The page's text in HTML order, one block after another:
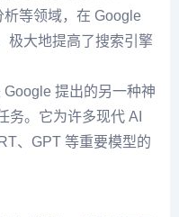
析等领域，在 Google
极大地提高了搜索引擎
Google 提出的另一种神
务。它为许多现代 AI
、GPT 等重要模型的